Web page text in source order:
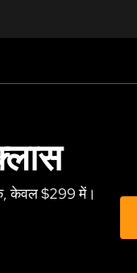
केवल $299 में।